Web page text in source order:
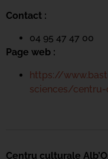
Contact :
04 95 47 47 00
Page web :
https://
sciences/
Centru culturale